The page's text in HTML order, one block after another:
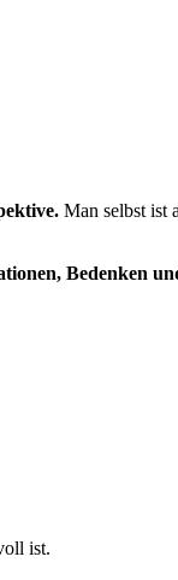
Man selbst ist
Bedenken
ist.